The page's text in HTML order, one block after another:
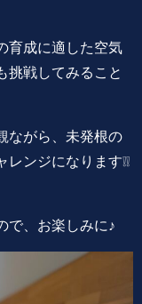
育成に適した空気
挑戦してみること
ながら、未発根の
ンジになります❕❕
で、お楽しみに♪